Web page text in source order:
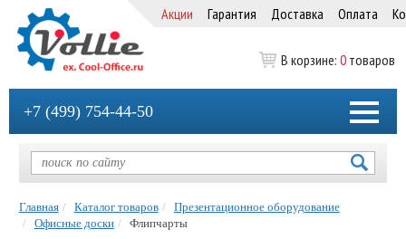
Акции Гарантия Доставка Оплата
В корзине: 0 товаров
+7 (499) 754-44-50
Главная Каталог товаров
Презентационное оборудование
Офисные доски
Флипчарты